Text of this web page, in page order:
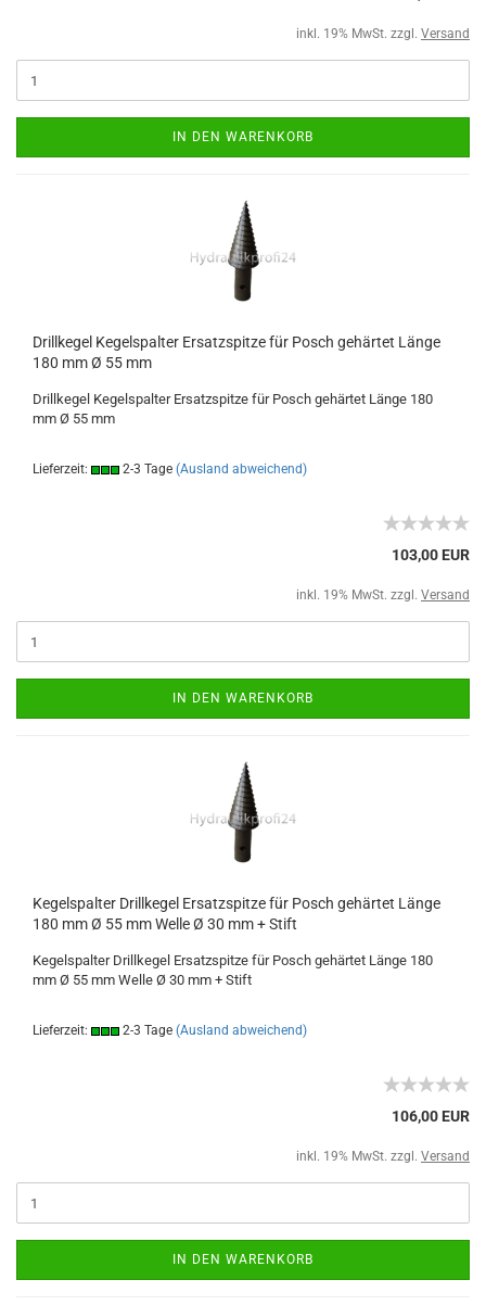
inkl. 19% MwSt. zzgl. Versand
IN DEN WARENKORB
Drillkegel Kegelspalter Ersatzspitze für Posch gehärtet Länge
180 mm Ø 55 mm
Drillkegel Kegelspalter Ersatzspitze für Posch gehärtet Länge 180
mm Ø 55 mm
Lieferzeit: 2-3 Tage (Ausland abweichend)
103,00 EUR
inkl. 19% MwSt. zzgl. Versand
IN DEN WARENKORB
Kegelspalter Drillkegel Ersatzspitze für Posch gehärtet Länge
180 mm Ø 55 mm Welle Ø 30 mm + Stift
Kegelspalter Drillkegel Ersatzspitze für Posch gehärtet Länge 180
mm Ø 55 mm Welle Ø 30 mm + Stift
Lieferzeit: 2-3 Tage (Ausland abweichend)
106,00 EUR
inkl. 19% MwSt. zzgl. Versand
IN DEN WARENKORB